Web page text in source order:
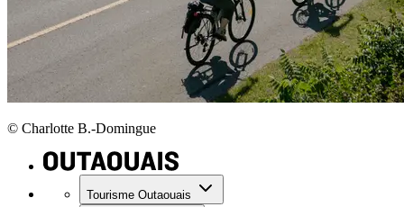
© Charlotte B.-Domingue
Tourisme Outaouais